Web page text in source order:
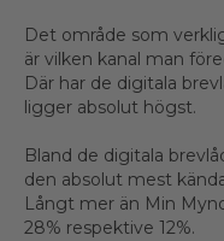
Det område som
är vilken kanal man
Där har de digitala
ligger absolut högst.
Bland de digitala
den absolut mest
Långt mer än Min
28% respektive 12%.